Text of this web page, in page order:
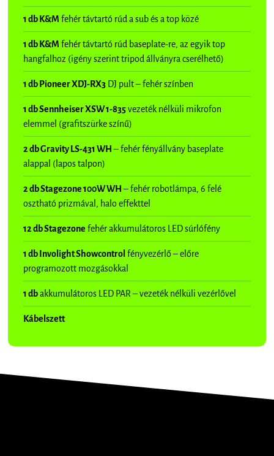
1 db K&M fehér távtartó rúd a sub és a top közé
1 db K&M fehér távtartó rúd baseplate-re, az egyik top
hangfalhoz (igény szerint tripod állványra cserélhető)
1 db Pioneer XDJ-RX3 DJ pult – fehér színben
1 db Sennheiser XSW 1-835vezeték nélküli mikrofon
elemmel (grafitszürke színű)
2 db Gravity LS-431 WH– fehér fényállvány baseplate
alappal (lapos talpon)
2 db Stagezone 100W WH– fehér robotlámpa, 6 felé
osztható prizmával, halo effekttel
12 db Stagezone fehér akkumulátoros LED súrlófény
1 db Involight Showcontrolfényvezérlő – előre
programozott mozgásokkal
1 dbakkumulátoros LED PAR – vezeték nélküli vezérlővel
Kábelszett